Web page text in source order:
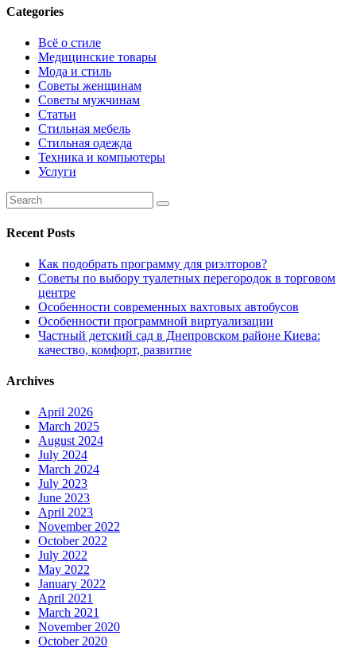
Categories
Всё о стиле
Медицинские товары
Мода и стиль
Советы женщинам
Советы мужчинам
Статьи
Стильная мебель
Стильная одежда
Техника и компьютеры
Услуги
Recent Posts
Как подобрать программу для риэлторов?
Советы по выбору туалетных перегородок в торговом
центре
Особенности современных вахтовых автобусов
Особенности программной виртуализации
Частный детский сад в Днепровском районе Киева:
качество, комфорт, развитие
Archives
April 2026
March 2025
August 2024
July 2024
March 2024
July 2023
June 2023
April 2023
November 2022
October 2022
July 2022
May 2022
January 2022
April 2021
March 2021
November 2020
October 2020